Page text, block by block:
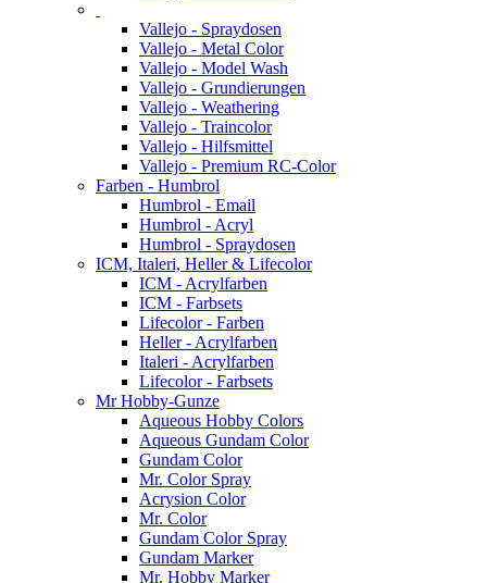
Vallejo - Spraydosen
Vallejo - Metal Color
Vallejo - Model Wash
Vallejo - Grundierungen
Vallejo - Weathering
Vallejo - Traincolor
Vallejo - Hilfsmittel
Vallejo - Premium RC-Color
Farben - Humbrol
Humbrol - Email
Humbrol - Acryl
Humbrol - Spraydosen
ICM, Italeri, Heller & Lifecolor
ICM - Acrylfarben
ICM - Farbsets
Lifecolor - Farben
Heller - Acrylfarben
Italeri - Acrylfarben
Lifecolor - Farbsets
Mr Hobby-Gunze
Aqueous Hobby Colors
Aqueous Gundam Color
Gundam Color
Mr. Color Spray
Acrysion Color
Mr. Color
Gundam Color Spray
Gundam Marker
Mr. Hobby Marker